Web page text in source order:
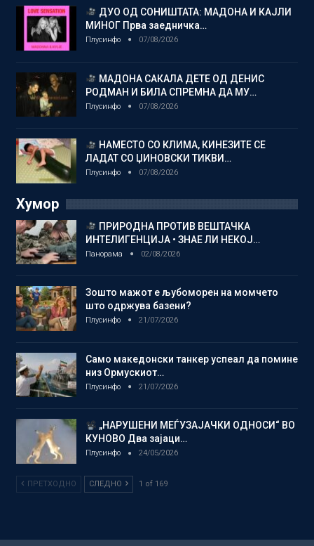
ДУО ОД СОНИШТАТА: МАДОНА И КАЈЛИ
МИНОГ Прва заедничка…
Плусинфо 07/08/2026
МАДОНА САКАЛА ДЕТЕ ОД ДЕНИС
РОДМАН И БИЛА СПРЕМНА ДА МУ…
Плусинфо 07/08/2026
НАМЕСТО СО КЛИМА, КИНЕЗИТЕ СЕ
ЛАДАТ СО ЏИНОВСКИ ТИКВИ…
Плусинфо 07/08/2026
Хумор
ПРИРОДНА ПРОТИВ ВЕШТАЧКА
ИНТЕЛИГЕНЦИЈА • ЗНАЕ ЛИ НЕКОЈ…
Панорама 02/08/2026
Зошто мажот е љубоморен на момчето
што одржува базени?
Плусинфо 21/07/2026
Само македонски танкер успеал да помине
низ Ормускиот…
Плусинфо 21/07/2026
„НАРУШЕНИ МЕЃУЗАЈАЧКИ ОДНОСИ“ ВО
КУНОВО Два зајаци…
Плусинфо 24/05/2026
ПРЕТХОДНО СЛЕДНО 1 of 169